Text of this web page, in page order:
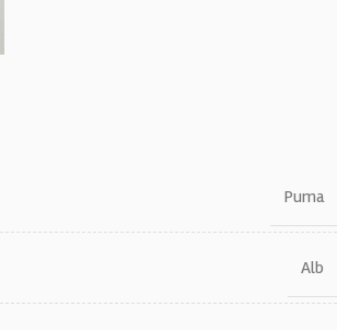
Puma
Alb